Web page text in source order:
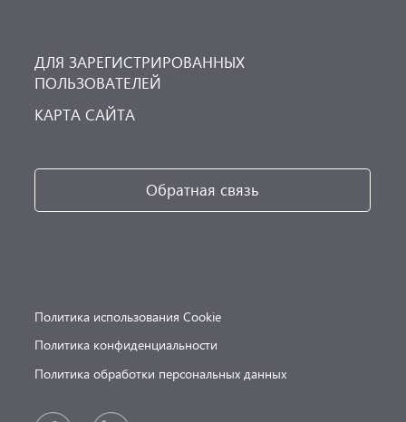
ДЛЯ ЗАРЕГИСТРИРОВАННЫХ
ПОЛЬЗОВАТЕЛЕЙ
КАРТА САЙТА
Обратная связь
Политика использования Cookie
Политика конфиденциальности
Политика обработки персональных данных